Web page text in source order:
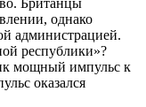
однако
администрацией.
республики»?
мощный импульс к
оказался